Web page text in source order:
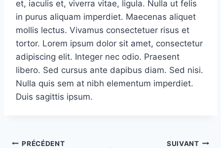
et, iaculis et, viverra vitae, ligula. Nulla ut felis
in purus aliquam imperdiet. Maecenas aliquet
mollis lectus. Vivamus consectetuer risus et
tortor. Lorem ipsum dolor sit amet, consectetur
adipiscing elit. Integer nec odio. Praesent
libero. Sed cursus ante dapibus diam. Sed nisi.
Nulla quis sem at nibh elementum imperdiet.
Duis sagittis ipsum.
PRÉCÉDENT SUIVANT